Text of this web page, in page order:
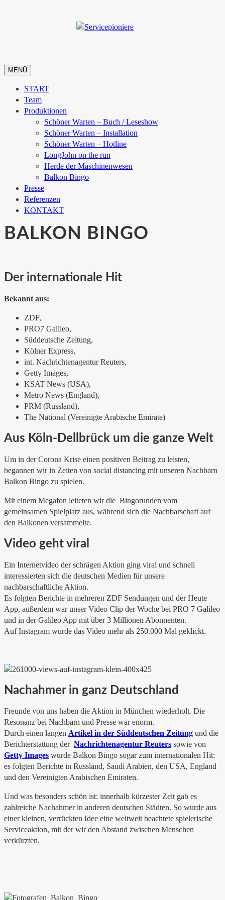
MENÜ
START
Team
Produktionen
Schöner Warten – Buch / Leseshow
Schöner Warten – Installation
Schöner Warten – Hotline
LongJohn on the run
Herde der Maschinenwesen
Balkon Bingo
Presse
Referenzen
KONTAKT
BALKON BINGO
Der internationale Hit
Bekannt aus:
ZDF,
PRO7 Galileo,
Süddeutsche Zeitung,
Kölner Express,
int. Nachrichtenagentur Reuters,
Getty Images,
KSAT News (USA),
Metro News (England),
PRM (Russland),
The National (Vereinigte Arabische Emirate)
Aus Köln-Dellbrück um die ganze Welt
Um in der Corona Krise einen positiven Beitrag zu leisten,
begannen wir in Zeiten von social distancing mit unseren Nachbarn
Balkon Bingo zu spielen.
Mit einem Megafon leiteten wir die Bingorunden vom
gemeinsamen Spielplatz aus, während sich die Nachbarschaft auf
den Balkonen versammelte.
Video geht viral
Ein Internetvideo der schrägen Aktion ging viral und schnell
interessierten sich die deutschen Medien für unsere
nachbarschaftliche Aktion.
Es folgten Berichte in mehreren ZDF Sendungen und der Heute
App, außerdem war unser Video Clip der Woche bei PRO 7 Galileo
und in der Galileo App mit über 3 Millionen Abonnenten.
Auf Instagram wurde das Video mehr als 250.000 Mal geklickt.
Nachahmer in ganz Deutschland
Freunde von uns haben die Aktion in München wiederholt. Die
Resonanz bei Nachbarn und Presse war enorm.
Durch einen langen Artikel in der Süddeutschen Zeitung und die
Berichterstattung der Nachrichtenagentur Reuters sowie von
Getty Images wurde Balkon Bingo sogar zum internationalen Hit:
es folgten Berichte in Russland, Saudi Arabien, den USA, England
und den Vereinigten Arabischen Emiraten.
Und was besonders schön ist: innerhalb kürzester Zeit gab es
zahlreiche Nachahmer in anderen deutschen Städten. So wurde aus
einer kleinen, verrückten Idee eine weltweit beachtete spielerische
Serviceaktion, mit der wir den Abstand zwischen Menschen
verkürzten.